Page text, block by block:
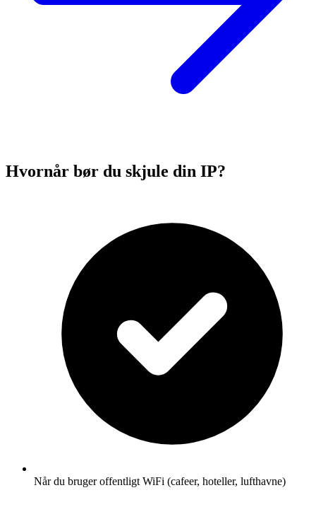
Hvornår bør du skjule din IP?
Når du bruger offentligt WiFi (cafeer, hoteller, lufthavne)